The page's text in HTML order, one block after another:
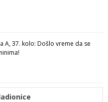
A, 37. kolo: Došlo vreme da se